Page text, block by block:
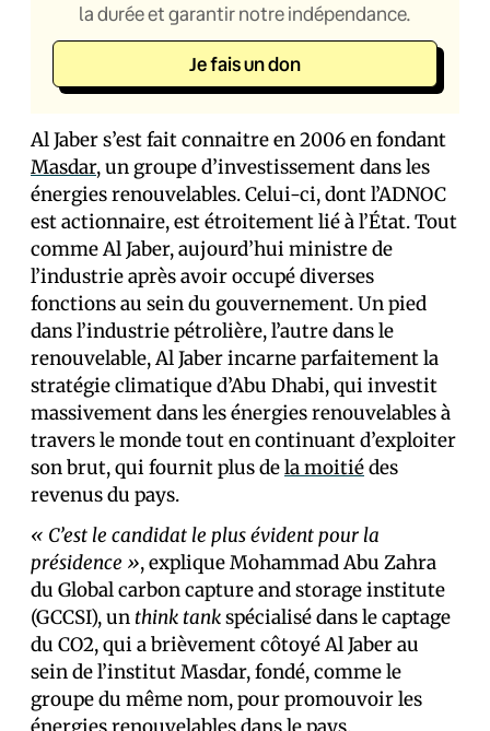
la durée et garantir notre indépendance.
Je fais un don
Al Jaber s’est fait connaitre en 2006 en fondant
Masdar, un groupe d’investissement dans les
énergies renouvelables. Celui-ci, dont l’ADNOC
est actionnaire, est étroitement lié à l’État. Tout
comme Al Jaber, aujourd’hui ministre de
l’industrie après avoir occupé diverses
fonctions au sein du gouvernement. Un pied
dans l’industrie pétrolière, l’autre dans le
renouvelable, Al Jaber incarne parfaitement la
stratégie climatique d’Abu Dhabi, qui investit
massivement dans les énergies renouvelables à
travers le monde tout en continuant d’exploiter
son brut, qui fournit plus dela moitiédes
revenus du pays.
« C’est le candidat le plus évident pour la
présidence », explique Mohammad Abu Zahra
du Global carbon capture and storage institute
(GCCSI), un think tankspécialisé dans le captage
du CO2, qui a brièvement côtoyé Al Jaber au
sein de l’institut Masdar, fondé, comme le
groupe du même nom, pour promouvoir les